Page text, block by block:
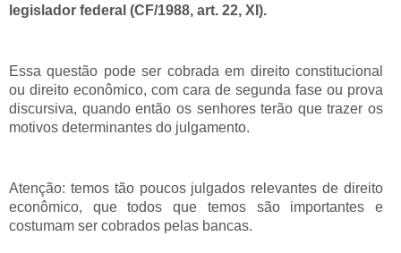
legislador federal (CF/1988, art. 22, XI).
Essa questão pode ser cobrada em direito constitucional
ou direito econômico, com cara de segunda fase ou prova
discursiva, quando então os senhores terão que trazer os
motivos determinantes do julgamento.
Atenção: temos tão poucos julgados relevantes de direito
econômico, que todos que temos são importantes e
costumam ser cobrados pelas bancas.